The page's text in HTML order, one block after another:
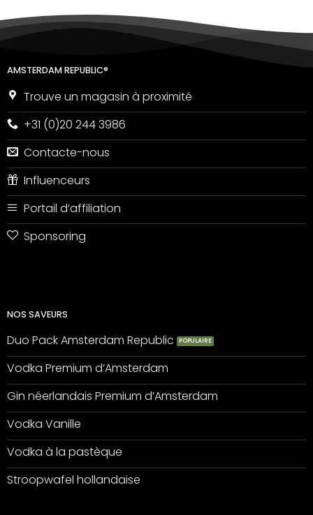
AMSTERDAM REPUBLIC®
Trouve un magasin à proximité
+31 (0)20 244 3986
Contacte-nous
Influenceurs
Portail d’affiliation
Sponsoring
NOS SAVEURS
Duo Pack Amsterdam Republic
Vodka Premium d’Amsterdam
Gin néerlandais Premium d’Amsterdam
Vodka Vanille
Vodka à la pastèque
Stroopwafel hollandaise